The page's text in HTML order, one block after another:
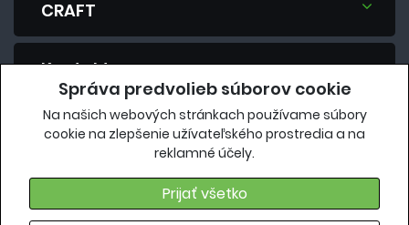
Správa predvolieb súborov cookie
Na našich webových stránkach používame súbory
cookie na zlepšenie užívateľského prostredia a na
reklamné účely.
Prijať všetko
CRAFT
Kontakt
Máte otázku? Spýtajte sa nás.
eshop@vavrys.sk
+421 911 454 422